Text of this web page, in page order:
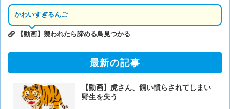
かわいすぎるんご
【動画】襲われたら諦める鳥見つかる
最新の記事
【動画】虎さん、飼い慣らされてしまい
野生を失う